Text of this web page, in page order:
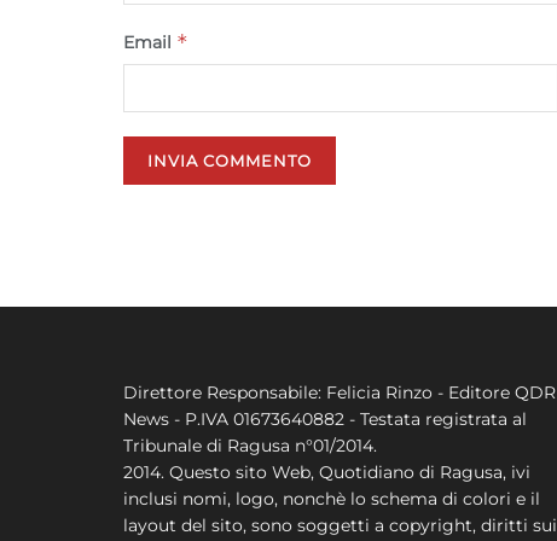
Email *
Direttore Responsabile: Felicia Rinzo - Editore QDR
News - P.IVA 01673640882 - Testata registrata al
Tribunale di Ragusa n°01/2014.
2014. Questo sito Web, Quotidiano di Ragusa, ivi
inclusi nomi, logo, nonchè lo schema di colori e il
layout del sito, sono soggetti a copyright, diritti sui